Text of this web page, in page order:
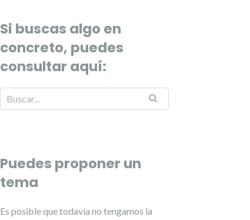
Si buscas algo en
concreto, puedes
consultar aquí:
Puedes proponer un
tema
Es posible que todavía no tengamos la